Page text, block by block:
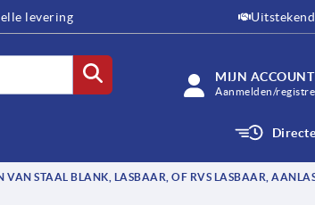
levering
MIJN ACCOUNT
Aanmelden/
VAN STAAL BLANK, LASBAAR, OF RVS LASBAAR,